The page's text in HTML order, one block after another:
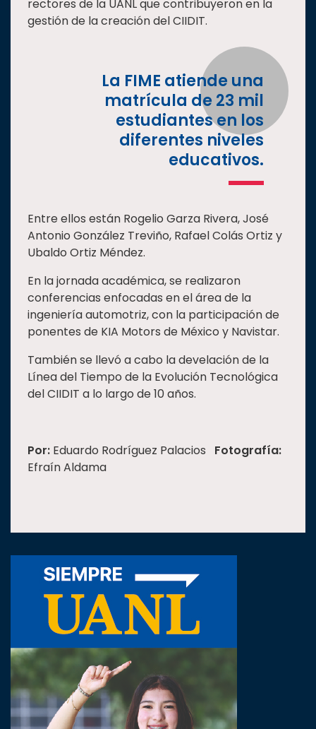
rectores de la UANL que contribuyeron en la
gestión de la creación del CIIDIT.
La FIME atiende una
matrícula de 23 mil
estudiantes en los
diferentes niveles
educativos.
Entre ellos están Rogelio Garza Rivera, José
Antonio González Treviño, Rafael Colás Ortiz y
Ubaldo Ortiz Méndez.
En la jornada académica, se realizaron
conferencias enfocadas en el área de la
ingeniería automotriz, con la participación de
ponentes de KIA Motors de México y Navistar.
También se llevó a cabo la develación de la
Línea del Tiempo de la Evolución Tecnológica
del CIIDIT a lo largo de 10 años.
Por: Eduardo Rodríguez Palacios Fotografía:
Efraín Aldama